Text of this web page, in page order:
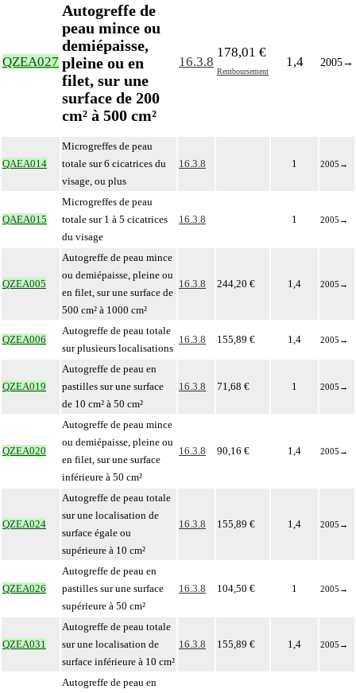
QZEA027
Autogreffe de
peau mince ou
demiépaisse,
pleine ou en
filet, sur une
surface de 200
cm² à 500 cm²
16.3.8
178,01 €
Remboursement
1,4 2005→
QAEA014
Microgreffes de peau
totale sur 6 cicatrices du
visage, ou plus
16.3.8 1 2005 →
QAEA015
Microgreffes de peau
totale sur 1 à 5 cicatrices
du visage
16.3.8 1 2005 →
QZEA005
Autogreffe de peau mince
ou demiépaisse, pleine ou
en filet, sur une surface de
500 cm² à 1000 cm²
16.3.8 244,20 € 1,4 2005 →
QZEA006
Autogreffe de peau totale
sur plusieurs localisations
16.3.8 155,89 € 1,4 2005 →
QZEA019
Autogreffe de peau en
pastilles sur une surface
de 10 cm² à 50 cm²
16.3.8 71,68 € 1 2005 →
QZEA020
Autogreffe de peau mince
ou demiépaisse, pleine ou
en filet, sur une surface
inférieure à 50 cm²
16.3.8 90,16 € 1,4 2005 →
QZEA024
Autogreffe de peau totale
sur une localisation de
surface égale ou
supérieure à 10 cm²
16.3.8 155,89 € 1,4 2005 →
QZEA026
Autogreffe de peau en
pastilles sur une surface
supérieure à 50 cm²
16.3.8 104,50 € 1 2005 →
QZEA031
Autogreffe de peau totale
sur une localisation de
surface inférieure à 10 cm²
16.3.8 155,89 € 1,4 2005 →
Autogreffe de peau en